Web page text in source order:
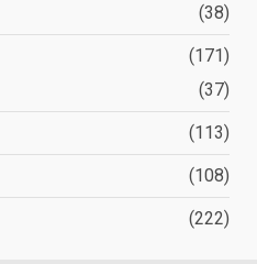
(38)
(171)
(37)
(113)
(108)
(222)